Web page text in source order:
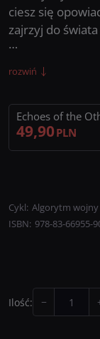
ciesz się
zajrzyj do
Salvage
“Gambit”,
Dominika
Stories
rozwiń
Echoes of the
49,90PLN
Cykl: Algorytm wojny
ISBN: 978-83-66955-
Ilość: −